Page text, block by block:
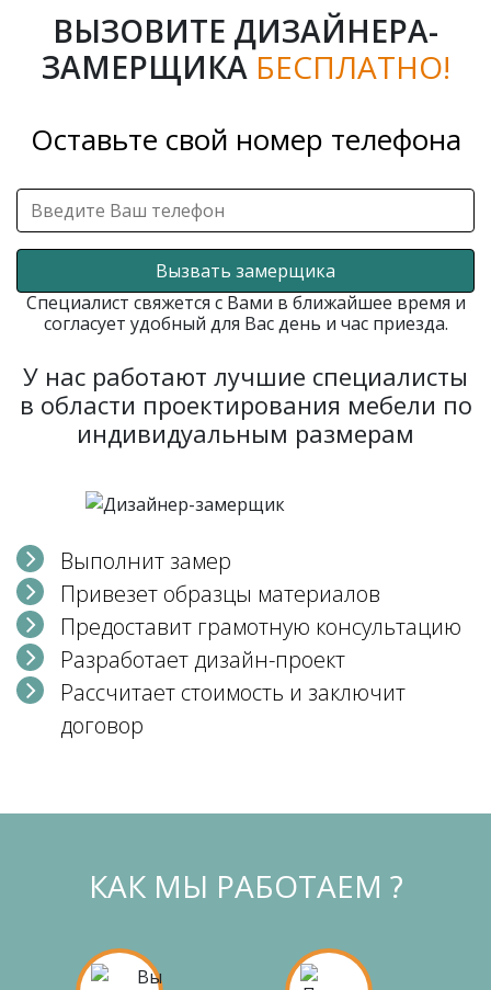
ВЫЗОВИТЕ ДИЗАЙНЕРА-
ЗАМЕРЩИКА БЕСПЛАТНО!
Оставьте свой номер телефона
Вызвать замерщика
Специалист свяжется с Вами в ближайшее время и
согласует удобный для Вас день и час приезда.
У нас работают лучшие специалисты
в области проектирования мебели по
индивидуальным размерам
Выполнит замер
Привезет образцы материалов
Предоставит грамотную консультацию
Разработает дизайн-проект
Рассчитает стоимость и заключит
договор
КАК МЫ РАБОТАЕМ ?